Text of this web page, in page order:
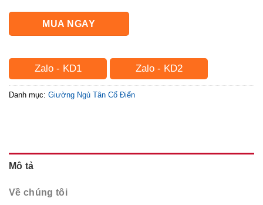
MUA NGAY
Zalo - KD1 Zalo - KD2
Danh mục: Giường Ngủ Tân Cổ Điển
Mô tả
Về chúng tôi